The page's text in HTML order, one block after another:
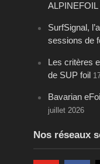
ALPINEFOIL
SurfSignal,
sessions de
Les critères
de SUP foil
Bavarian
juillet 2026
Nos réseaux